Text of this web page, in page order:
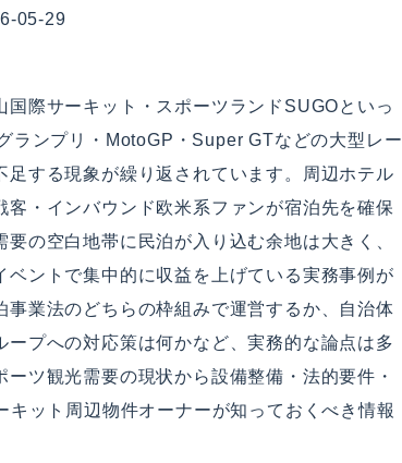
05-29
際サーキット・スポーツランドSUGOといっ
ランプリ・MotoGP・Super GTなどの大型レー
する現象が繰り返されています。周辺ホテル
・インバウンド欧米系ファンが宿泊先を確保
の空白地帯に民泊が入り込む余地は大きく、
ントで集中的に収益を上げている実務事例が
業法のどちらの枠組みで運営するか、自治体
プへの対応策は何かなど、実務的な論点は多
ツ観光需要の現状から設備整備・法的要件・
ット周辺物件オーナーが知っておくべき情報